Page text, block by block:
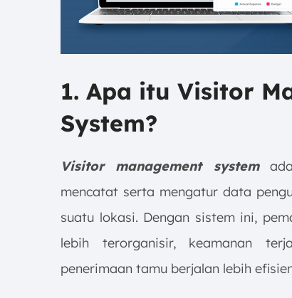
1. Apa itu Visitor
System?
Visitor management system
mencatat serta mengatur data
suatu lokasi. Dengan sistem ini,
lebih terorganisir, keamanan
penerimaan tamu berjalan lebih